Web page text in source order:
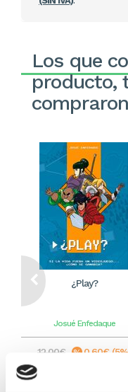
Los que
producto,
compraron
¿Play?
Josué Enfedaque
12,00€ 0,60€